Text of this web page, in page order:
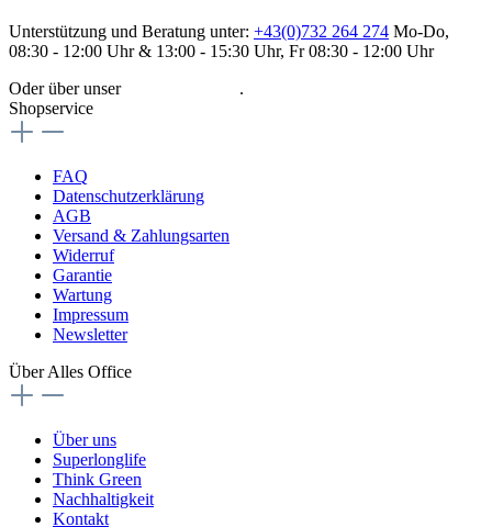
Unterstützung und Beratung unter: +43(0)732 264 274 Mo-Do,
08:30 - 12:00 Uhr & 13:00 - 15:30 Uhr, Fr 08:30 - 12:00 Uhr
Oder über unser
.
Shopservice
FAQ
Datenschutzerklärung
AGB
Versand & Zahlungsarten
Widerruf
Garantie
Wartung
Impressum
Newsletter
Über Alles Office
Über uns
Superlonglife
Think Green
Nachhaltigkeit
Kontakt